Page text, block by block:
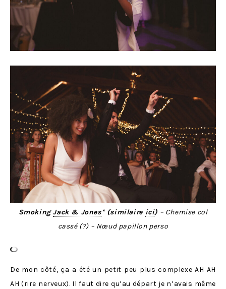
SmokingJack & Jones* (similaire ici) – Chemise col
cassé (?) – Nœud papillon perso
De mon côté, ça a été un petit peu plus complexe AH AH
AH (rire nerveux). Il faut dire qu’au départ je n’avais même